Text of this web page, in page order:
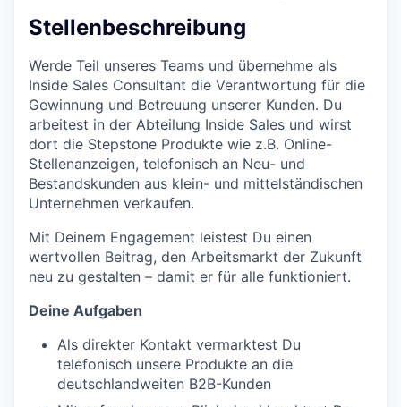
Stellenbeschreibung
Werde Teil unseres Teams und übernehme als
Inside Sales Consultant die Verantwortung für die
Gewinnung und Betreuung unserer Kunden. Du
arbeitest in der Abteilung Inside Sales und wirst
dort die Stepstone Produkte wie z.B. Online-
Stellenanzeigen, telefonisch an Neu- und
Bestandskunden aus klein- und mittelständischen
Unternehmen verkaufen.
Mit Deinem Engagement leistest Du einen
wertvollen Beitrag, den Arbeitsmarkt der Zukunft
neu zu gestalten – damit er für alle funktioniert.
Deine Aufgaben
Als direkter Kontakt vermarktest Du
telefonisch unsere Produkte an die
deutschlandweiten B2B-Kunden